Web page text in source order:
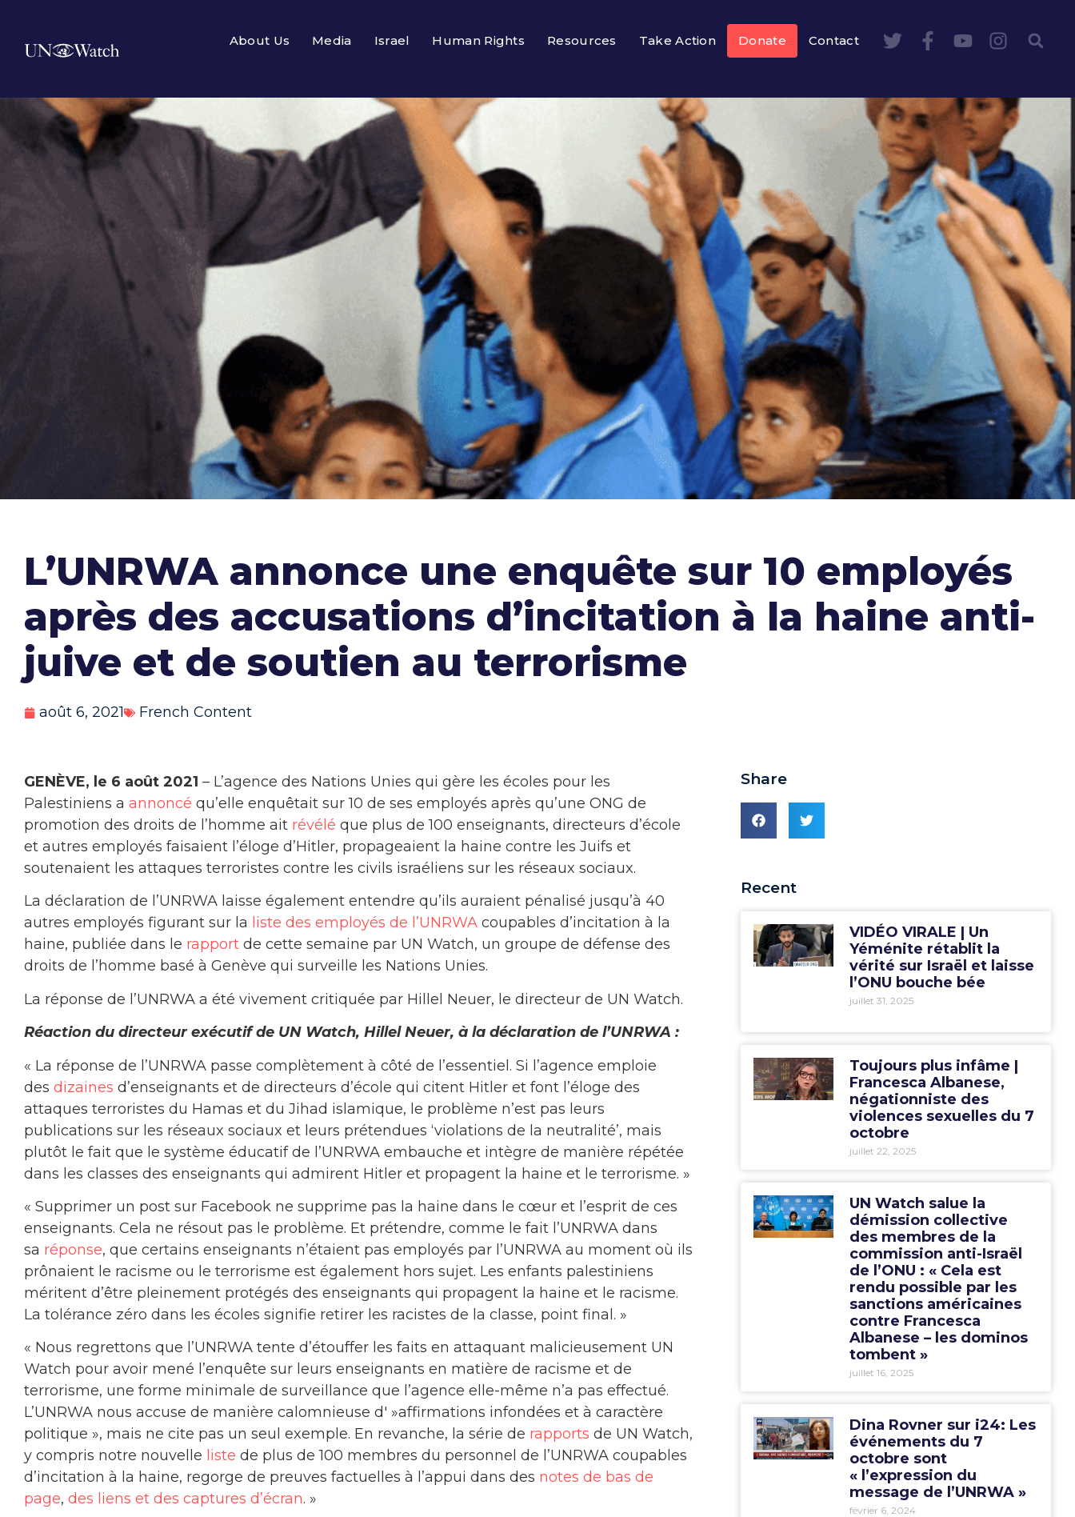
About Us Media Israel Human Rights Resources Take Action Donate Contact
L’UNRWA annonce une enquête sur 10 employés
après des accusations d’incitation à la haine anti-
juive et de soutien au terrorisme
août 6, 2021 French Content
GENÈVE, le 6 août 2021 – L’agence des Nations Unies qui gère les écoles pour les
Palestiniens a annoncé qu’elle enquêtait sur 10 de ses employés après qu’une ONG de
promotion des droits de l’homme ait révélé que plus de 100 enseignants, directeurs d’école
et autres employés faisaient l’éloge d’Hitler, propageaient la haine contre les Juifs et
soutenaient les attaques terroristes contre les civils israéliens sur les réseaux sociaux.
La déclaration de l’UNRWA laisse également entendre qu’ils auraient pénalisé jusqu’à 40
autres employés figurant sur la liste des employés de l’UNRWA coupables d’incitation à la
haine, publiée dans le rapport de cette semaine par UN Watch, un groupe de défense des
droits de l’homme basé à Genève qui surveille les Nations Unies.
La réponse de l’UNRWA a été vivement critiquée par Hillel Neuer, le directeur de UN Watch.
Réaction du directeur exécutif de UN Watch, Hillel Neuer, à la déclaration de l’UNRWA :
« La réponse de l’UNRWA passe complètement à côté de l’essentiel. Si l’agence emploie
des dizaines d’enseignants et de directeurs d’école qui citent Hitler et font l’éloge des
attaques terroristes du Hamas et du Jihad islamique, le problème n’est pas leurs
publications sur les réseaux sociaux et leurs prétendues ‘violations de la neutralité’, mais
plutôt le fait que le système éducatif de l’UNRWA embauche et intègre de manière répétée
dans les classes des enseignants qui admirent Hitler et propagent la haine et le terrorisme. »
« Supprimer un post sur Facebook ne supprime pas la haine dans le cœur et l’esprit de ces
enseignants. Cela ne résout pas le problème. Et prétendre, comme le fait l’UNRWA dans
sa réponse, que certains enseignants n’étaient pas employés par l’UNRWA au moment où ils
prônaient le racisme ou le terrorisme est également hors sujet. Les enfants palestiniens
méritent d’être pleinement protégés des enseignants qui propagent la haine et le racisme.
La tolérance zéro dans les écoles signifie retirer les racistes de la classe, point final. »
« Nous regrettons que l’UNRWA tente d’étouffer les faits en attaquant malicieusement UN
Watch pour avoir mené l’enquête sur leurs enseignants en matière de racisme et de
terrorisme, une forme minimale de surveillance que l’agence elle-même n’a pas effectué.
L’UNRWA nous accuse de manière calomnieuse d' »affirmations infondées et à caractère
politique », mais ne cite pas un seul exemple. En revanche, la série de rapports de UN Watch,
y compris notre nouvelle liste de plus de 100 membres du personnel de l’UNRWA coupables
d’incitation à la haine, regorge de preuves factuelles à l’appui dans des notes de bas de
page, des liens et des captures d’écran. »
Share
Recent
VIDÉO VIRALE | Un
Yéménite rétablit la
vérité sur Israël et laisse
l’ONU bouche bée
juillet 31, 2025
Toujours plus infâme |
Francesca Albanese,
négationniste des
violences sexuelles du 7
octobre
juillet 22, 2025
UN Watch salue la
démission collective
des membres de la
commission anti-Israël
de l’ONU : « Cela est
rendu possible par les
sanctions américaines
contre Francesca
Albanese – les dominos
tombent »
juillet 16, 2025
Dina Rovner sur i24: Les
événements du 7
octobre sont
« l’expression du
message de l’UNRWA »
février 6, 2024